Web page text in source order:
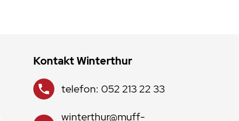
Kontakt Winterthur
telefon: 052 213 22 33
winterthur@muff-